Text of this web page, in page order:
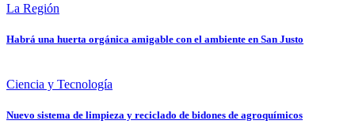
La Región
Habrá una huerta orgánica amigable con el ambiente en San Justo
Ciencia y Tecnología
Nuevo sistema de limpieza y reciclado de bidones de agroquímicos